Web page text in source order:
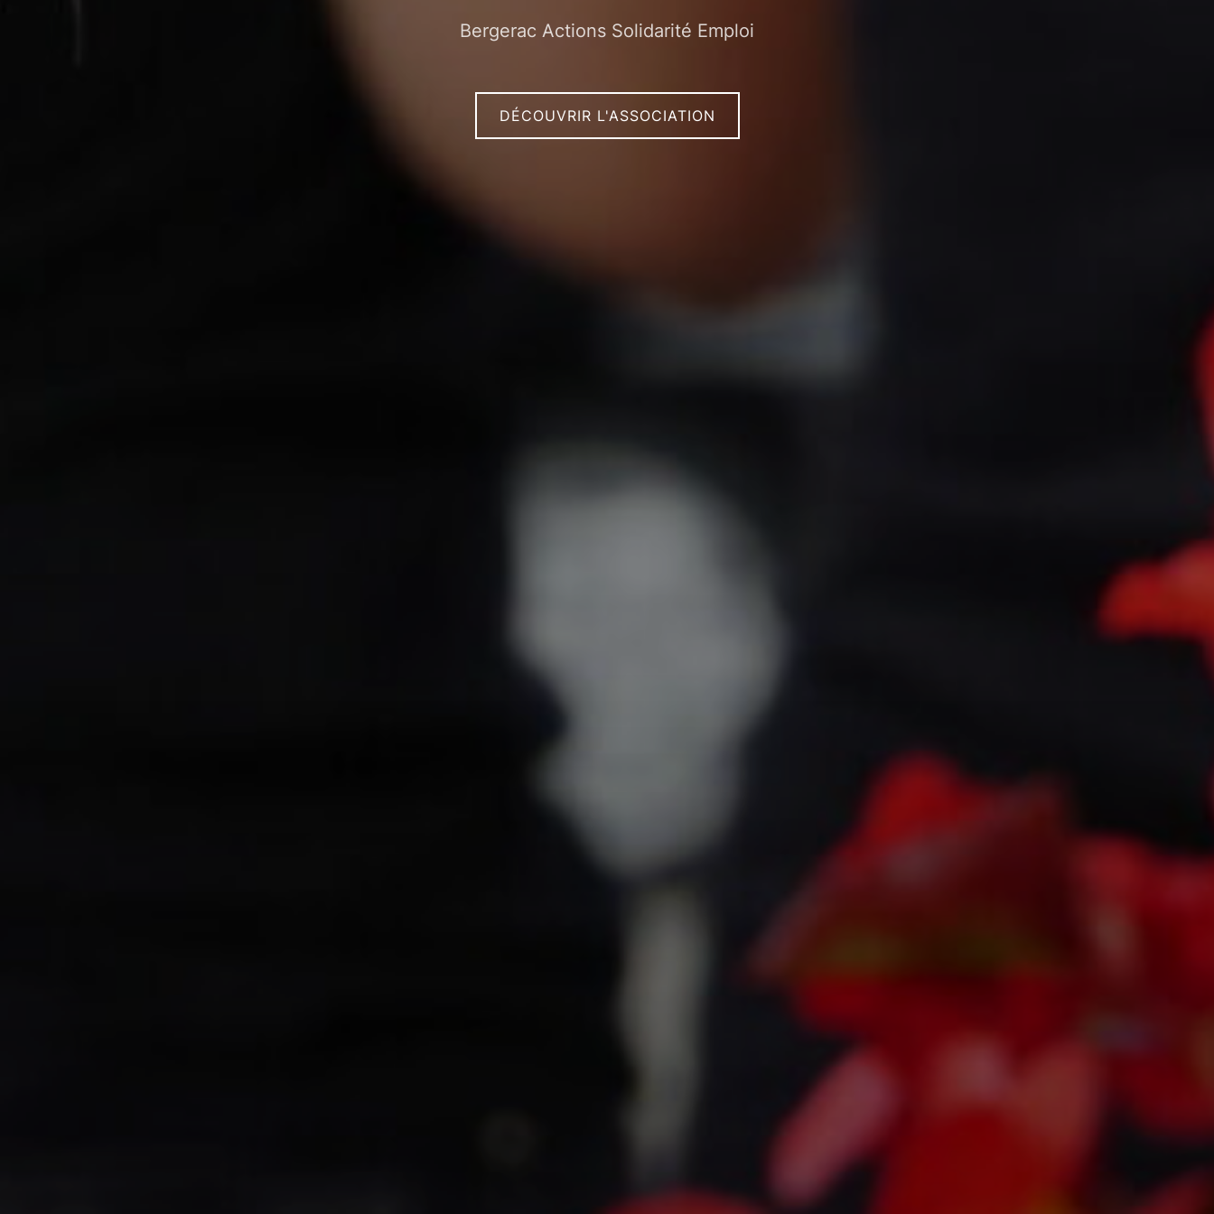
Bergerac Actions Solidarité Emploi
DÉCOUVRIR L'ASSOCIATION